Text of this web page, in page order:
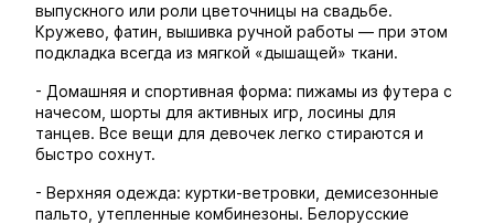
выпускного или роли цветочницы на свадьбе.
Кружево, фатин, вышивка ручной работы — при этом
подкладка всегда из мягкой «дышащей» ткани.
- Домашняя и спортивная форма: пижамы из футера с
начесом, шорты для активных игр, лосины для
танцев. Все вещи для девочек легко стираются и
быстро сохнут.
- Верхняя одежда: куртки-ветровки, демисезонные
пальто, утепленные комбинезоны. Белорусские